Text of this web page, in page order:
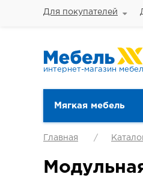
Для покупателей
интернет-магазин
Мягкая мебель
Главная